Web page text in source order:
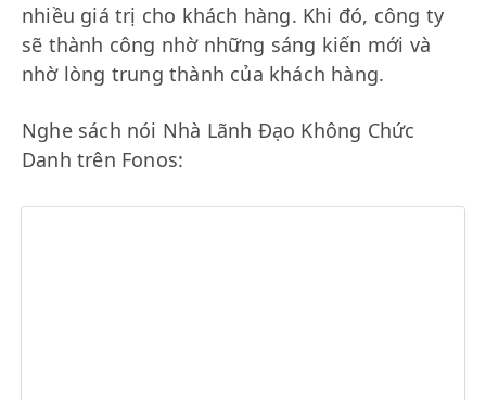
nhiều giá trị cho khách hàng. Khi đó, công ty
sẽ thành công nhờ những sáng kiến mới và
nhờ lòng trung thành của khách hàng.
Nghe sách nói Nhà Lãnh Đạo Không Chức
Danh trên Fonos: